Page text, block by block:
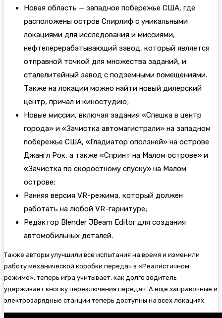
Новая область — западное побережье США, где
расположены остров Спирлиф с уникальными
локациями для исследования и миссиями,
нефтеперерабатывающий завод, который является
отправной точкой для множества заданий, и
сталелитейный завод с подземными помещениями.
Также на локации можно найти новый дилерский
центр, причал и киностудию;
Новые миссии, включая задания «Спешка в центр
города» и «Зачистка автомагистрали» на западном
побережье США, «Гладиатор оползней» на острове
Джангл Рок, а также «Спринт на Малом острове» и
«Зачистка по скоростному спуску» на Малом
острове;
Ранняя версия VR-режима, который должен
работать на любой VR-гарнитуре;
Редактор Blender JBeam Editor для создания
автомобильных деталей.
Также авторы улучшили все испытания на время и изменили
работу механической коробки передач в «Реалистичном
режиме»: теперь игра учитывает, как долго водитель
удерживает кнопку переключения передач. А ещё заправочные и
электрозарядные станции теперь доступны на всех локациях.